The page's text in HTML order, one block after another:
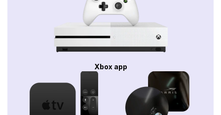
Xbox app